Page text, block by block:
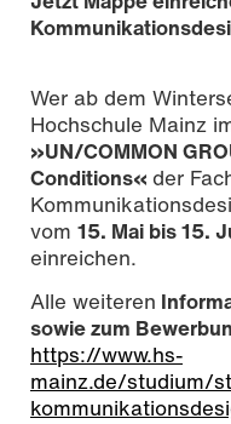
Wer ab dem
Hochschule Mainz
»UN/COMMON
Conditions« der
vom 15. Mai bis 15.
einreichen.
Alle weiteren
sowie zum
https://www.hs-
mainz.de/studium/